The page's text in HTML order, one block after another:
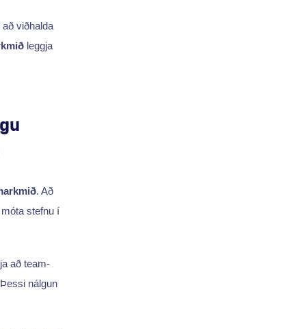
viðhalda
leggja
. Að
stefnu í
að team-
nálgun